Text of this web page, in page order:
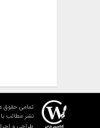
تمامی حقوق
نشر مطالب